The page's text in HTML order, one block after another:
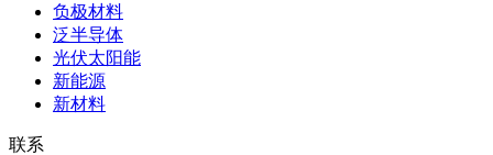
负极材料
泛半导体
光伏太阳能
新能源
新材料
联系